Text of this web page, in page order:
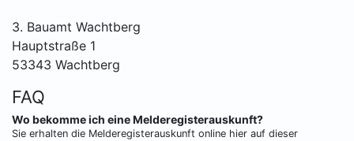
3. Bauamt Wachtberg
Hauptstraße 1
53343 Wachtberg
FAQ
Wo bekomme ich eine Melderegisterauskunft?
Sie erhalten die Melderegisterauskunft online hier auf dieser